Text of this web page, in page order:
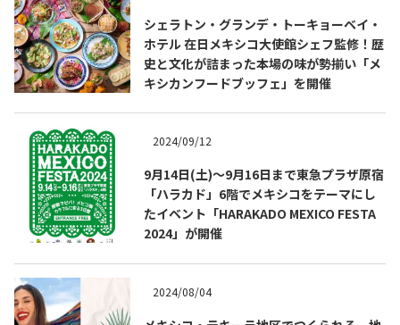
COPYRIGHT © JUAST All rights reserved.
シェラトン・グランデ・トーキョーベイ・
ホテル 在日メキシコ大使館シェフ監修！歴
史と文化が詰まった本場の味が勢揃い「メ
キシカンフードブッフェ」を開催
2024/09/12
9月14日(土)～9月16日まで東急プラザ原宿
「ハラカド」6階でメキシコをテーマにし
たイベント「HARAKADO MEXICO FESTA
2024」が開催
2024/08/04